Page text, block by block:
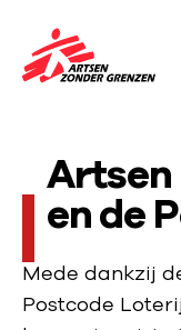
Sla navigatie
N
d
h
o
m
Artsen
en de
Mede dankzij
Postcode